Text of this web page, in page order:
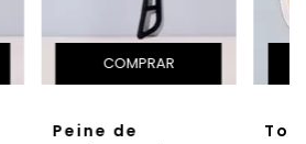
Peine de